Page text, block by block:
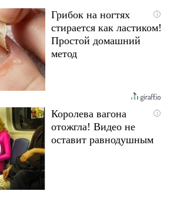
i
Грибок на ногтях
стирается как ластиком!
Простой домашний
метод
i
Королева вагона
отожгла! Видео не
оставит равнодушным